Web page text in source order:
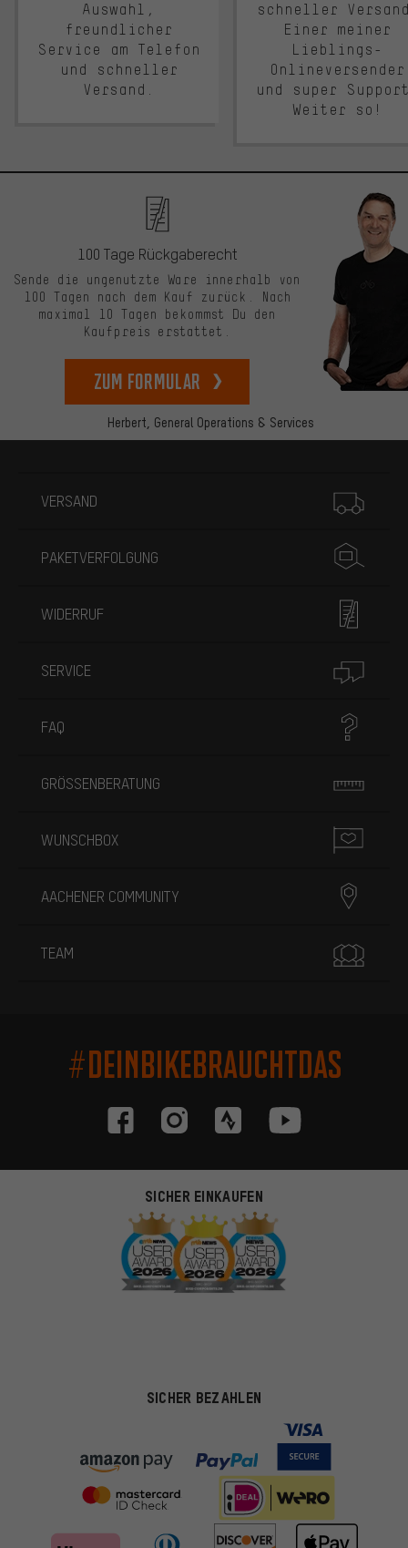
Auswahl,
freundlicher
Service am Telefon
und schneller
Versand.
schneller
Einer meiner
Lieblings-
Onlineversender
und super
Weiter so!
Herbert, General Operations & Services
100 Tage Rückgaberecht
Sende die ungenutzte Ware innerhalb von
100 Tagen nach dem Kauf zurück. Nach
maximal 10 Tagen bekommst Du den
Kaufpreis erstattet.
zum Formular
VERSAND
PAKETVERFOLGUNG
WIDERRUF
SERVICE
FAQ
GRÖSSENBERATUNG
WUNSCHBOX
AACHENER COMMUNITY
TEAM
#DEINBIKEBRAUCHTDAS
SICHER EINKAUFEN
SICHER BEZAHLEN